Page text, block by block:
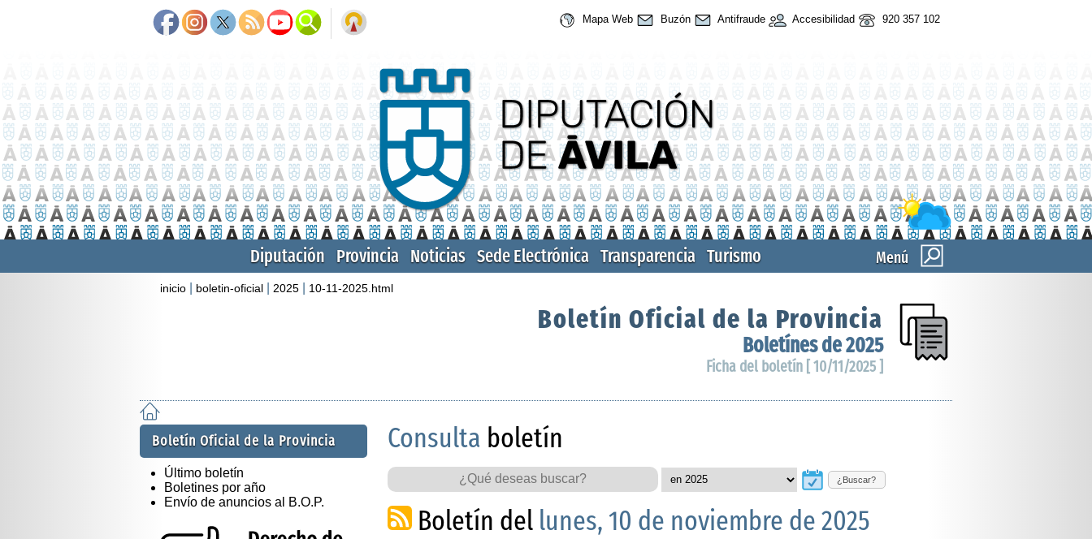
Mapa Web Buzón Antifraude Accesibilidad 920 357 102
Menú
Diputación Provincia Noticias Sede Electrónica Transparencia Turismo
inicio boletin-oficial 2025 10-11-2025.html
Boletín Oficial de la Provincia
Boletínes de 2025
Ficha del boletín [ 10/11/2025 ]
Boletín Oficial de la Provincia
Último boletín
Boletines por año
Envío de anuncios al B.O.P.
Consulta boletín
¿Buscar?
Boletín del lunes, 10 de noviembre de 2025